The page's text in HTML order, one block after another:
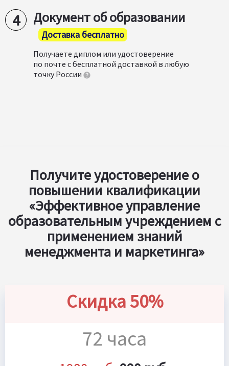
Документ об образовании
Доставка бесплатно
Получаете диплом или удостоверение
по почте с бесплатной доставкой в любую
точку России
Получите удостоверение о
повышении квалификации
«Эффективное управление
образовательным учреждением с
применением знаний
менеджмента и маркетинга»
Скидка 50%
72 часа